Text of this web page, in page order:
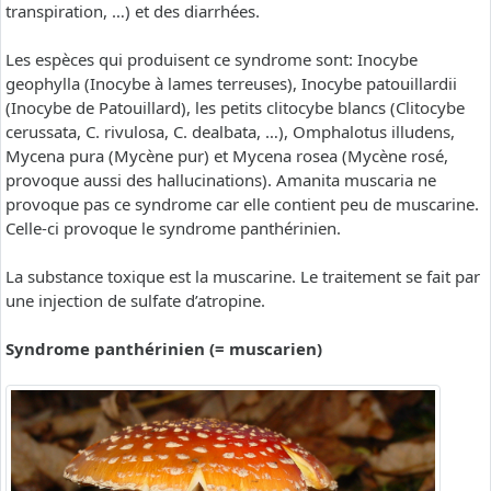
transpiration, …) et des diarrhées.
Les espèces qui produisent ce syndrome sont: Inocybe
geophylla (Inocybe à lames terreuses), Inocybe patouillardii
(Inocybe de Patouillard), les petits clitocybe blancs (Clitocybe
cerussata, C. rivulosa, C. dealbata, …), Omphalotus illudens,
Mycena pura (Mycène pur) et Mycena rosea (Mycène rosé,
provoque aussi des hallucinations). Amanita muscaria ne
provoque pas ce syndrome car elle contient peu de muscarine.
Celle-ci provoque le syndrome panthérinien.
La substance toxique est la muscarine. Le traitement se fait par
une injection de sulfate d’atropine.
Syndrome panthérinien (= muscarien)